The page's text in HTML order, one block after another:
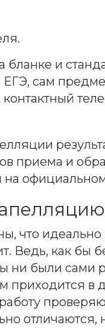
бланке и
ЕГЭ, сам
приема и
что
Ведь, как бы
ни были сами
в
отличаются,